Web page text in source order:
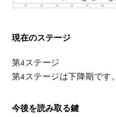
現在のステージ
第4ステージ
第4ステージは下降期です。
今後を読み取る鍵